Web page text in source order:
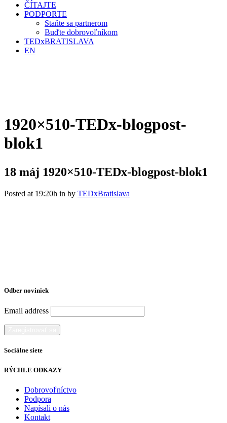
ČÍTAJTE
PODPORTE
Staňte sa partnerom
Buďte dobrovoľníkom
TEDxBRATISLAVA
EN
1920×510-TEDx-blogpost-
blok1
18 máj 1920×510-TEDx-blogpost-blok1
Posted at 19:20h in by TEDxBratislava
Odber noviniek
Email address
Sociálne siete
RÝCHLE ODKAZY
Dobrovoľníctvo
Podpora
Napísali o nás
Kontakt